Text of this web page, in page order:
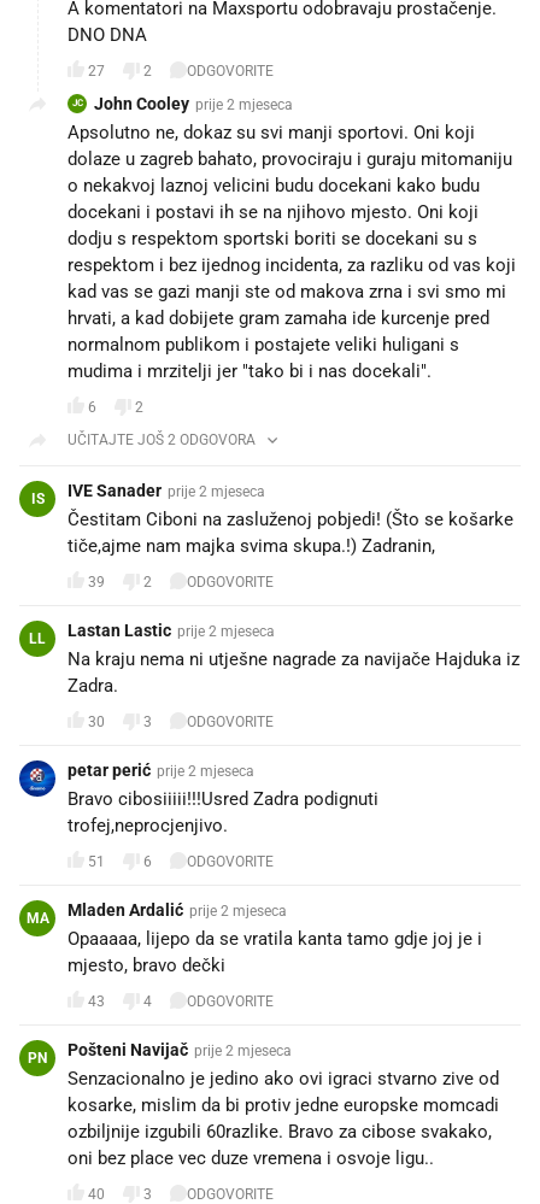
A komentatori na Maxsportu odobravaju prostačenje.
DNO DNA
27 2 ODGOVORITE
JC John Cooley prije 2 mjeseca
Apsolutno ne, dokaz su svi manji sportovi. Oni koji
dolaze u zagreb bahato, provociraju i guraju mitomaniju
o nekakvoj laznoj velicini budu docekani kako budu
docekani i postavi ih se na njihovo mjesto. Oni koji
dodju s respektom sportski boriti se docekani su s
respektom i bez ijednog incidenta, za razliku od vas koji
kad vas se gazi manji ste od makova zrna i svi smo mi
hrvati, a kad dobijete gram zamaha ide kurcenje pred
normalnom publikom i postajete veliki huligani s
mudima i mrzitelji jer "tako bi i nas docekali".
6
2
UČITAJTE JOŠ 2 ODGOVORA
IS IVE Sanader prije 2 mjeseca
Čestitam Ciboni na zasluženoj pobjedi! (Što se košarke
tiče,ajme nam majka svima skupa.!) Zadranin,
39 2 ODGOVORITE
LL Lastan Lastic prije 2 mjeseca
Na kraju nema ni utješne nagrade za navijače Hajduka iz
Zadra.
30 3 ODGOVORITE
petar perić prije 2 mjeseca
Bravo cibosiiiii!!!Usred Zadra podignuti
trofej,neprocjenjivo.
51 6 ODGOVORITE
MA Mladen Ardalić prije 2 mjeseca
Opaaaaa, lijepo da se vratila kanta tamo gdje joj je i
mjesto, bravo dečki
43 4 ODGOVORITE
PN Pošteni Navijač prije 2 mjeseca
Senzacionalno je jedino ako ovi igraci stvarno zive od
kosarke, mislim da bi protiv jedne europske momcadi
ozbiljnije izgubili 60razlike. Bravo za cibose svakako,
oni bez place vec duze vremena i osvoje ligu..
40 3 ODGOVORITE